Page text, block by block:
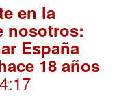
en la
nosotros:
España
18 años